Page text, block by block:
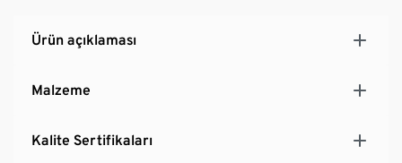
Ürün açıklaması
Malzeme
Kalite Sertifikaları